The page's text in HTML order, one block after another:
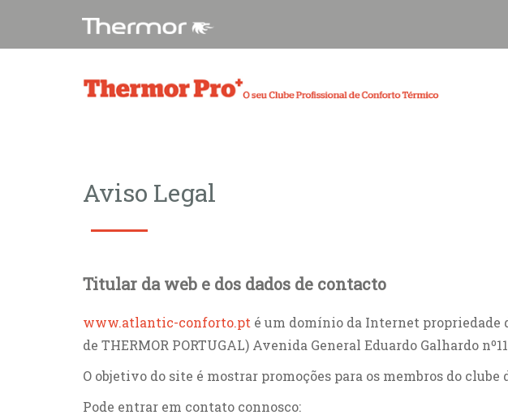
Aviso Legal
Titular da web e dos dados de contacto
www.atlantic-conforto.pt é um domínio da Internet propriedade
de THERMOR PORTUGAL) Avenida General Eduardo Galhardo
O objetivo do site é mostrar promoções para os membros do clube
Pode entrar em contato connosco: